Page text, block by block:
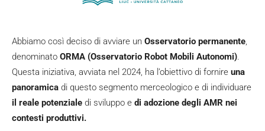
Abbiamo così deciso di avviare un Osservatorio permanente,
denominato ORMA (Osservatorio Robot Mobili Autonomi).
Questa iniziativa, avviata nel 2024, ha l’obiettivo di fornire una
panoramica di questo segmento merceologico e di individuare
il reale potenziale di sviluppo e di adozione degli AMR nei
contesti produttivi.